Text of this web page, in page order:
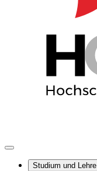
Studium und Lehre